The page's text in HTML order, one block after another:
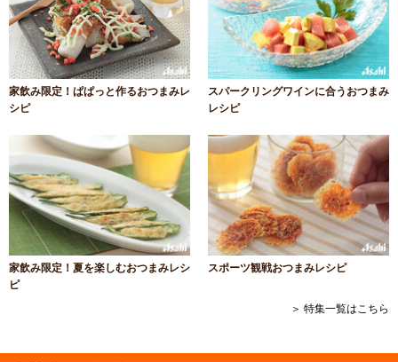
家飲み限定！ぱぱっと作るおつまみレ
シピ
スパークリングワインに合うおつまみ
レシピ
家飲み限定！夏を楽しむおつまみレシ
ピ
スポーツ観戦おつまみレシピ
＞ 特集一覧はこちら